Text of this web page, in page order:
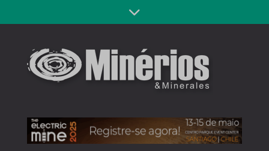
to
Revista